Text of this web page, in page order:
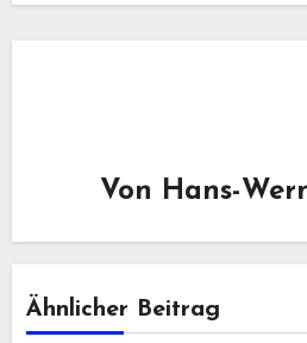
Von Hans-
Ähnlicher Beitrag